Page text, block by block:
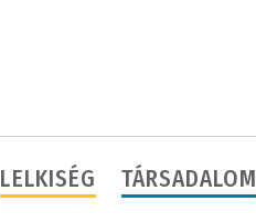
LELKISÉG TÁRSADALOM